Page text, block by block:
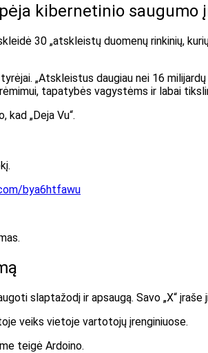
kibernetinio saugumo
30 „atskleistų duomenų rinkinių,
„Atskleistus daugiau nei 16
tapatybės vagystėms ir labai
kad „Deja Vu“.
bya6htfawu
slaptažodį ir apsaugą. Savo „X“
veiks vietoje vartotojų įrenginiuose.
teigė Ardoino.